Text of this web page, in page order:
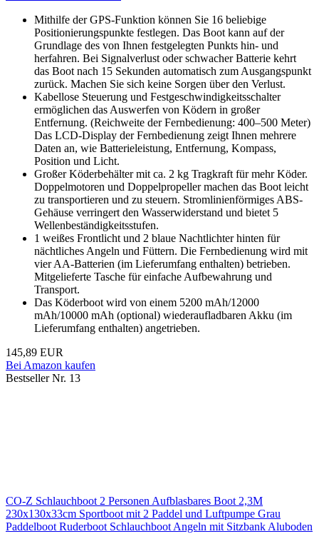
Mithilfe der GPS-Funktion können Sie 16 beliebige
Positionierungspunkte festlegen. Das Boot kann auf der
Grundlage des von Ihnen festgelegten Punkts hin- und
herfahren. Bei Signalverlust oder schwacher Batterie kehrt
das Boot nach 15 Sekunden automatisch zum Ausgangspunkt
zurück. Machen Sie sich keine Sorgen über den Verlust.
Kabellose Steuerung und Festgeschwindigkeitsschalter
ermöglichen das Auswerfen von Ködern in großer
Entfernung. (Reichweite der Fernbedienung: 400–500 Meter)
Das LCD-Display der Fernbedienung zeigt Ihnen mehrere
Daten an, wie Batterieleistung, Entfernung, Kompass,
Position und Licht.
Großer Köderbehälter mit ca. 2 kg Tragkraft für mehr Köder.
Doppelmotoren und Doppelpropeller machen das Boot leicht
zu transportieren und zu steuern. Stromlinienförmiges ABS-
Gehäuse verringert den Wasserwiderstand und bietet 5
Wellenbeständigkeitsstufen.
1 weißes Frontlicht und 2 blaue Nachtlichter hinten für
nächtliches Angeln und Füttern. Die Fernbedienung wird mit
vier AA-Batterien (im Lieferumfang enthalten) betrieben.
Mitgelieferte Tasche für einfache Aufbewahrung und
Transport.
Das Köderboot wird von einem 5200 mAh/12000
mAh/10000 mAh (optional) wiederaufladbaren Akku (im
Lieferumfang enthalten) angetrieben.
145,89 EUR
Bei Amazon kaufen
Bestseller Nr. 13
CO-Z Schlauchboot 2 Personen Aufblasbares Boot 2,3M
230x130x33cm Sportboot mit 2 Paddel und Luftpumpe Grau
Paddelboot Ruderboot Schlauchboot Angeln mit Sitzbank Aluboden